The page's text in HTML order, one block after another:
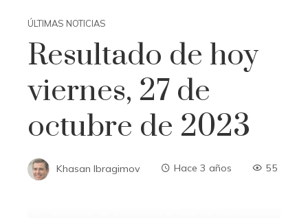
ÚLTIMAS NOTICIAS
Resultado de hoy
viernes, 27 de
octubre de 2023
Khasan Ibragimov Hace 3 años 55